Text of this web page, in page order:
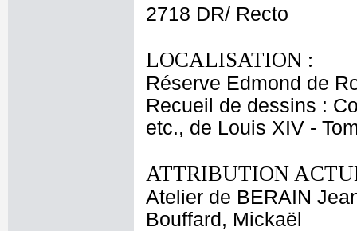
2718 DR/ Recto
LOCALISATION :
Réserve Edmond de
Recueil de dessins :
etc., de Louis XIV -
ATTRIBUTION
Atelier de BERAIN
Bouffard, Mickaël